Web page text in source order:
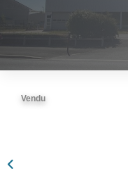
Vendu